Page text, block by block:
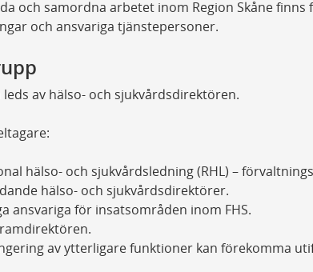
och samordna arbetet inom Region Skåne finns
och ansvariga tjänstepersoner.
av hälso- och sjukvårdsdirektören.
hälso- och sjukvårdsledning (RHL) –
hälso- och sjukvårdsdirektörer.
ansvariga för insatsområden inom FHS.
av ytterligare funktioner kan förekomma